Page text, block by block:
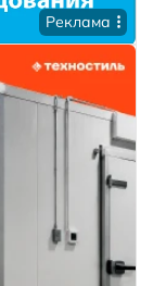
Реклама